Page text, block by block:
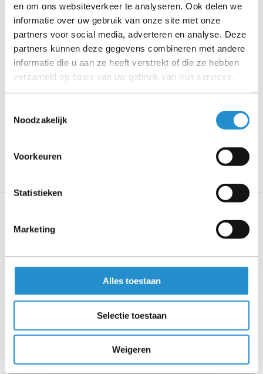
en om ons websiteverkeer te analyseren. Ook delen we
informatie over uw gebruik van onze site met onze
partners voor social media, adverteren en analyse. Deze
partners kunnen deze gegevens combineren met andere
informatie die u aan ze heeft verstrekt of die ze hebben
verzameld op basis van uw gebruik van hun services.
Noodzakelijk
Voorkeuren
Statistieken
Marketing
Alles toestaan
Selectie toestaan
Weigeren
Omschrijving
48 x Gigabit / 10Gbit LAN SFP+ ¦ 6 x 40Gbit LAN
QSFP+ ¦ 1 x serial (console) RJ-45 ¦ 1 x management
RJ-45 ¦ 1 x USB 2.0
LET OP: Op refurbished producten geldt een
aangegeven.
Specificaties
Power over Ethernet (PoE)
Power over Ethernet (PoE)
Nee
Switch type